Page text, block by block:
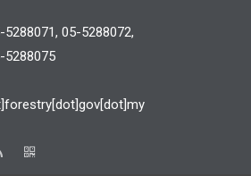
05-5288072,
5288075